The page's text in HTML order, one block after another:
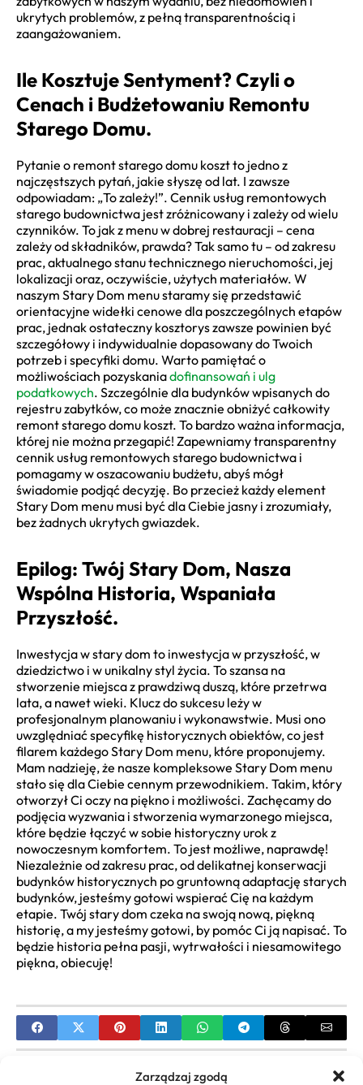
Zarządzaj zgodą
ukrytych problemów, z pełną transparentnością i
zaangażowaniem.
Ile Kosztuje Sentyment? Czyli o
Cenach i Budżetowaniu Remontu
Starego Domu.
Pytanie o remont starego domu koszt to jedno z
najczęstszych pytań, jakie słyszę od lat. I zawsze
odpowiadam: „To zależy!”. Cennik usług remontowych
starego budownictwa jest zróżnicowany i zależy od wielu
czynników. To jak z menu w dobrej restauracji – cena
zależy od składników, prawda? Tak samo tu – od zakresu
prac, aktualnego stanu technicznego nieruchomości, jej
lokalizacji oraz, oczywiście, użytych materiałów. W
naszym Stary Dom menu staramy się przedstawić
orientacyjne widełki cenowe dla poszczególnych etapów
prac, jednak ostateczny kosztorys zawsze powinien być
szczegółowy i indywidualnie dopasowany do Twoich
potrzeb i specyfiki domu. Warto pamiętać o
możliwościach pozyskaniadofinansowań i ulg
podatkowych. Szczególnie dla budynków wpisanych do
rejestru zabytków, co może znacznie obniżyć całkowity
remont starego domu koszt. To bardzo ważna informacja,
której nie można przegapić! Zapewniamy transparentny
cennik usług remontowych starego budownictwa i
pomagamy w oszacowaniu budżetu, abyś mógł
świadomie podjąć decyzję. Bo przecież każdy element
Stary Dom menu musi być dla Ciebie jasny i zrozumiały,
bez żadnych ukrytych gwiazdek.
Epilog: Twój Stary Dom, Nasza
Wspólna Historia, Wspaniała
Przyszłość.
Inwestycja w stary dom to inwestycja w przyszłość, w
dziedzictwo i w unikalny styl życia. To szansa na
stworzenie miejsca z prawdziwą duszą, które przetrwa
lata, a nawet wieki. Klucz do sukcesu leży w
profesjonalnym planowaniu i wykonawstwie. Musi ono
uwzględniać specyfikę historycznych obiektów, co jest
filarem każdego Stary Dom menu, które proponujemy.
Mam nadzieję, że nasze kompleksowe Stary Dom menu
stało się dla Ciebie cennym przewodnikiem. Takim, który
otworzył Ci oczy na piękno i możliwości. Zachęcamy do
podjęcia wyzwania i stworzenia wymarzonego miejsca,
które będzie łączyć w sobie historyczny urok z
nowoczesnym komfortem. To jest możliwe, naprawdę!
Niezależnie od zakresu prac, od delikatnej konserwacji
budynków historycznych po gruntowną adaptację starych
budynków, jesteśmy gotowi wspierać Cię na każdym
etapie. Twój stary dom czeka na swoją nową, piękną
historię, a my jesteśmy gotowi, by pomóc Ci ją napisać. To
będzie historia pełna pasji, wytrwałości i niesamowitego
piękna, obiecuję!